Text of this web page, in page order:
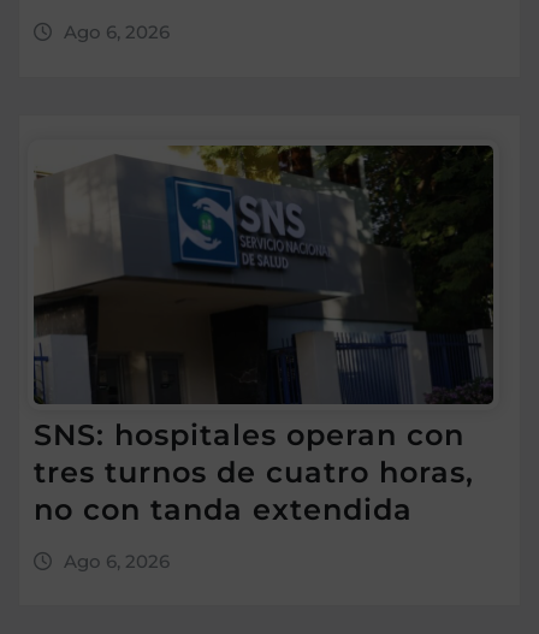
Ago 6, 2026
SNS: hospitales operan con
tres turnos de cuatro horas,
no con tanda extendida
Ago 6, 2026